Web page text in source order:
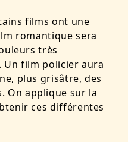
films ont une
romantique sera
très
Un film policier aura
plus grisâtre, des
On applique sur la
ces différentes